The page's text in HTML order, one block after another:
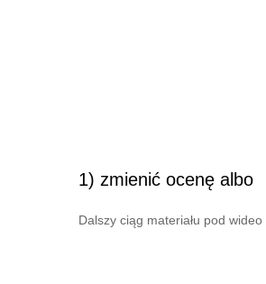
1) zmienić ocenę albo
Dalszy ciąg materiału pod wideo